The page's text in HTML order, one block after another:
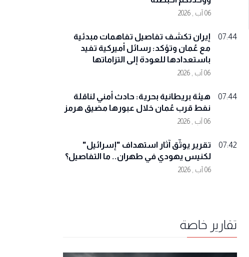
06 آب , 2026
07:44
إيران تكشف تفاصيل تفاهمات مبدئية
مع عُمان وتؤكد: رسائل أميركية تفيد
باستعدادها للعودة إلى التزاماتها
06 آب , 2026
07:44
هيئة بريطانية بحرية: حادث أمني لناقلة
نفط قرب عُمان خلال عبورها مضيق هرمز
06 آب , 2026
07:42
تقرير يوثّق آثار استهداف "إسرائيل"
لكنيس يهودي في طهران.. ما التفاصيل؟
06 آب , 2026
تقارير خاصة